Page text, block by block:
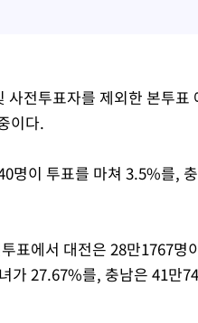
사전투표자를 제외한 본투
이다.
명이 투표를 마쳐 3.5%를,
표에서 대전은 28만1767
가 27.67%를, 충남은 41만